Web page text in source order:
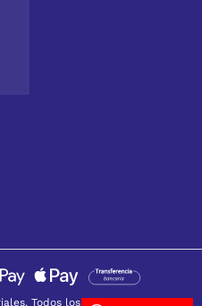
Todos los derechos reservados